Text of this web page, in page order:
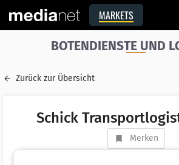
MARKETS
BOTENDIENSTE UND
Zurück zur Übersicht
Schick
Merken